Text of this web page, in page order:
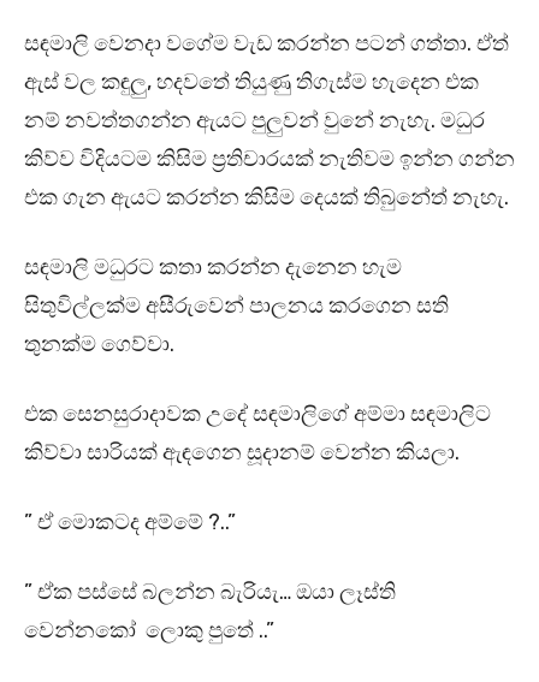
සඳමාලි වෙනදා වගේම වැඩ කරන්න පටන් ගත්තා. ඒත්
ඇස් වල කඳුලු, හදවතේ තියුණු තිගැස්ම හැදෙන එක
නම් නවත්තගන්න ඇයට පුලුවන් වුනේ නැහැ. මධුර
කිව්ව විදියටම කිසිම ප්‍රතිචාරයක් නැතිවම ඉන්න ගන්න
එක ගැන ඇයට කරන්න කිසිම දෙයක් තිබුනේත් නැහැ.
සඳමාලි මධුරට කතා කරන්න දැනෙන හැම
සිතුවිල්ලක්ම අසීරුවෙන් පාලනය කරගෙන සති
තුනක්ම ගෙව්වා.
එක සෙනසුරාදාවක උදේ සඳමාලිගේ අම්මා සඳමාලිට
කිව්වා සාරියක් ඇඳගෙන සූදානම් වෙන්න කියලා.
” ඒ මොකටද අම්මේ ?..”
” ඒක පස්සේ බලන්න බැරියැ… ඔයා ලෑස්ති
වෙන්නකෝ ලොකු පුතේ ..”